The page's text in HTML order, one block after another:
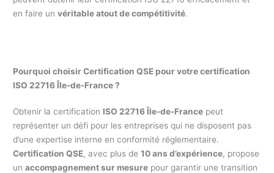
en faire unvéritable atout de compétitivité.
Pourquoi choisir Certification QSE pour votre certification
ISO 22716 Île-de-France ?
Obtenir la certification ISO 22716 Île-de-France peut
représenter un défi pour les entreprises qui ne disposent pas
d’une expertise interne en conformité réglementaire.
Certification QSE, avec plus de10 ans d’expérience, propose
unaccompagnement sur mesure pour garantir une transition